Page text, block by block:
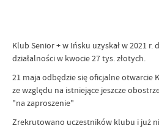
Klub Senior + w Ińsku uzyskał w 2021
działalności w kwocie 27 tys. złotych.
21 maja odbędzie się oficjalne otwarcie
ze względu na istniejące jeszcze
"na zaproszenie"
Zrekrutowano uczestników klubu i już